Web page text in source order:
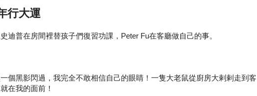
行大運
迪普在房間裡替孩子們復習功課，Peter Fu在客廳做自己的事。
個黑影閃過，我完全不敢相信自己的眼睛！一隻大老鼠從廚房大剌剌走到客
在我的面前！